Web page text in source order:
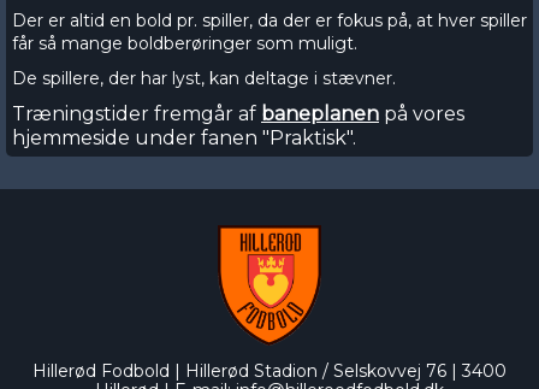
Der er altid en bold pr. spiller, da der er fokus på, at hver spiller
får så mange boldberøringer som muligt.
De spillere, der har lyst, kan deltage i stævner.
Træningstider fremgår af baneplanen på vores
hjemmeside under fanen "Praktisk".
Hillerød Fodbold | Hillerød Stadion / Selskovvej 76 | 3400